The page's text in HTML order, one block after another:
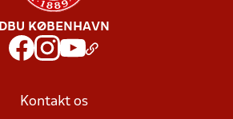
DBU KØBENHAVN
Kontakt os